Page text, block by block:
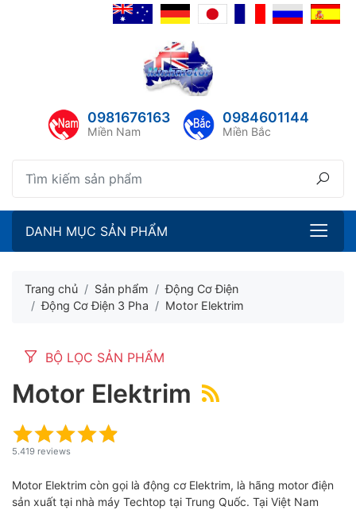
0981676163
Miền Nam
0984601144
Miền Bắc
DANH MỤC SẢN PHẨM
Trang chủ Sản phẩm
Động Cơ Điện
Động Cơ Điện 3 Pha
Motor Elektrim
BỘ LỌC SẢN PHẨM
Motor Elektrim
5.419 reviews
Motor Elektrim còn gọi là động cơ Elektrim, là hãng motor điện
sản xuất tại nhà máy Techtop tại Trung Quốc. Tại Việt Nam